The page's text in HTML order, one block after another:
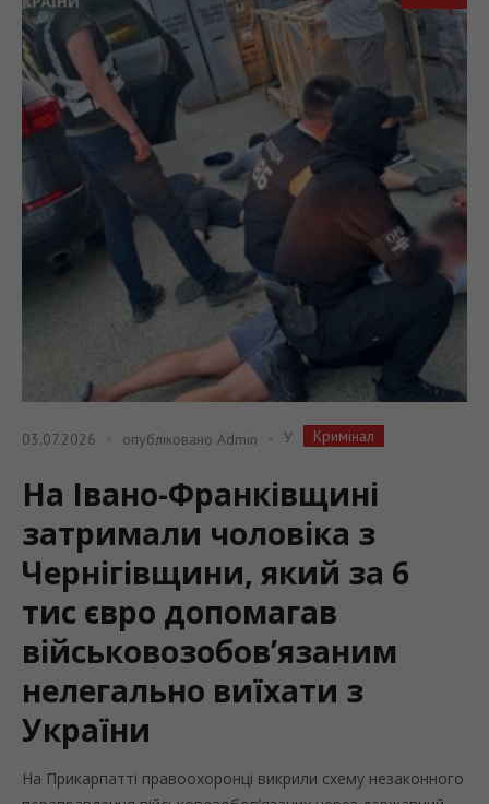
03.07.2026 опубліковано Admin У Кримінал
На Івано-Франківщині
затримали чоловіка з
Чернігівщини, який за 6
тис євро допомагав
військовозобов’язаним
нелегально виїхати з
України
На Прикарпатті правоохоронці викрили схему незаконного